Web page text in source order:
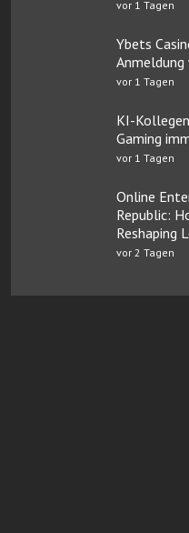
vor 1 Tagen
Ybets
vor 1 Tagen
KI-
Gaming
vor 1 Tagen
Online
Republic:
Reshaping
vor 2 Tagen